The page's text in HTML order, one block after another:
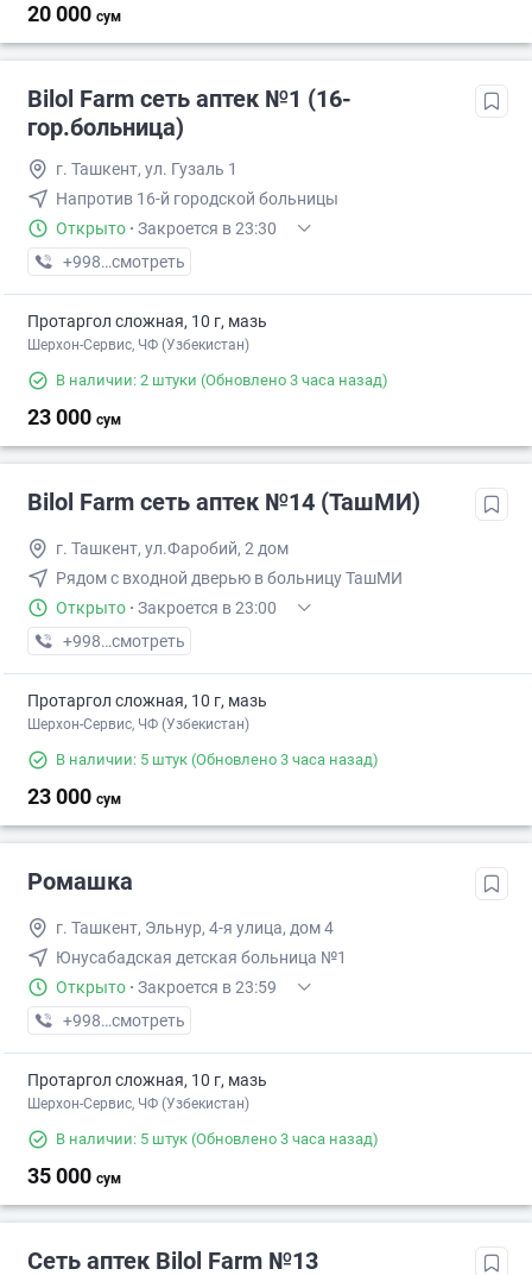
20 000 сум
Bilol Farm сеть аптек №1 (16-
гор.больница)
г. Ташкент, ул. Гузаль 1
Напротив 16-й городской больницы
Открыто · Закроется в 23:30
+998 (90) XXX-XX-XX
смотреть
Протаргол сложная, 10 г, мазь
Шерхон-Сервис, ЧФ (Узбекистан)
В наличии: 2 штуки (Обновлено 3 часа назад)
23 000 сум
Bilol Farm сеть аптек №14 (ТашМИ)
г. Ташкент, ул.Фаробий, 2 дом
Рядом с входной дверью в больницу ТашМИ
Открыто · Закроется в 23:00
+998 (90) XXX-XX-XX
смотреть
Протаргол сложная, 10 г, мазь
Шерхон-Сервис, ЧФ (Узбекистан)
В наличии: 5 штук (Обновлено 3 часа назад)
23 000 сум
Ромашка
г. Ташкент, Эльнур, 4-я улица, дом 4
Юнусабадская детская больница №1
Открыто · Закроется в 23:59
+998 (71) XXX-XX-XX
смотреть
Протаргол сложная, 10 г, мазь
Шерхон-Сервис, ЧФ (Узбекистан)
В наличии: 5 штук (Обновлено 3 часа назад)
35 000 сум
Сеть аптек Bilol Farm №13